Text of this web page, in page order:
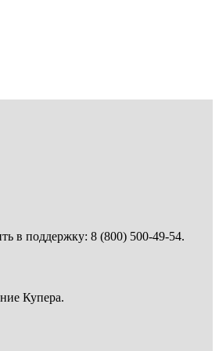
в поддержку: 8 (800) 500-49-54.
Купера.